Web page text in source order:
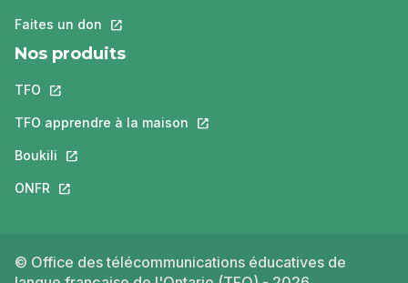
Faites un don Ce lien s'ouvrira dans un nouvel onglet.
Nos produits
TFO Ce lien s'ouvrira dans un nouvel onglet.
TFO apprendre à la maison Ce lien s'ouvrira dans un nouvel
Boukili Ce lien s'ouvrira dans un nouvel onglet.
ONFR Ce lien s'ouvrira dans un nouvel onglet.
© Office des télécommunications éducatives de